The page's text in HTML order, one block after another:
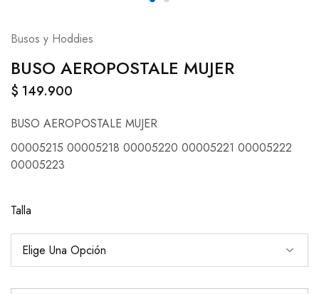
Busos y Hoddies
BUSO AEROPOSTALE MUJER
$ 149.900
BUSO AEROPOSTALE MUJER
00005215 00005218 00005220 00005221 00005222
00005223
Talla